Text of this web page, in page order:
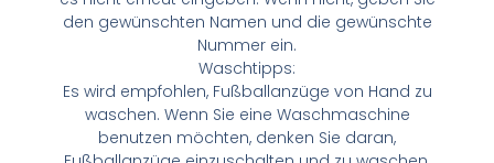
den gewünschten Namen und die gewünschte
Nummer ein.
Waschtipps:
Es wird empfohlen, Fußballanzüge von Hand zu
waschen. Wenn Sie eine Waschmaschine
benutzen möchten, denken Sie daran,